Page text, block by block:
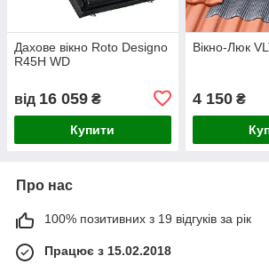
Дахове вікно Roto Designo
R45H WD
від 16 059 ₴
Купити
Вікно-Люк
4 150₴
Про нас
100% позитивних з 19 відгуків за рік
Працює з 15.02.2018